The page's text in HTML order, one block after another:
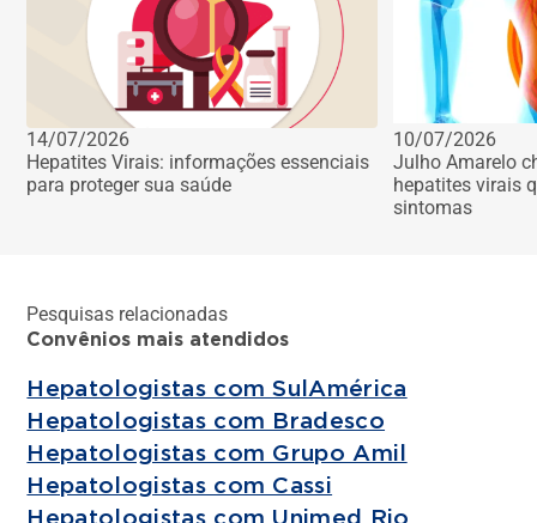
14/07/2026
Hepatites Virais: informações essenciais
para proteger sua saúde
10/07/2026
Julho Amarelo
hepatites virais
sintomas
Pesquisas relacionadas
Convênios mais atendidos
Hepatologistas com SulAmérica
Hepatologistas com Bradesco
Hepatologistas com Grupo Amil
Hepatologistas com Cassi
Hepatologistas com Unimed Rio